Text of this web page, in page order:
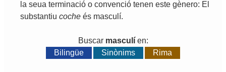
la seua terminació o convenció tenen este gènero: El
substantiu coche és masculí.
Buscar masculíen:
Bilingüe
Sinònims Rima